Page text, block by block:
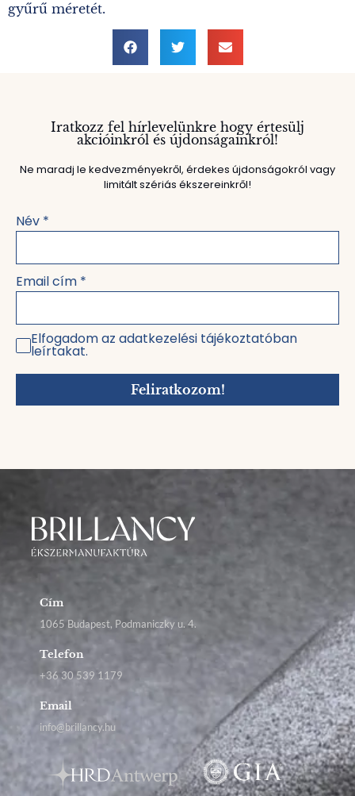
gyűrű méretét.
Iratkozz fel hírlevelünkre hogy értesülj
akcióinkról és újdonságainkról!
Ne maradj le kedvezményekről, érdekes újdonságokról vagy
limitált szériás ékszereinkről!
Név *
Email cím *
Elfogadom az adatkezelési tájékoztatóban
leírtakat.
Feliratkozom!
Cím
1065 Budapest, Podmaniczky u. 4.
Telefon
+36 30 539 1179
Email
info@brillancy.hu